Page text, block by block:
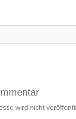
wird nicht